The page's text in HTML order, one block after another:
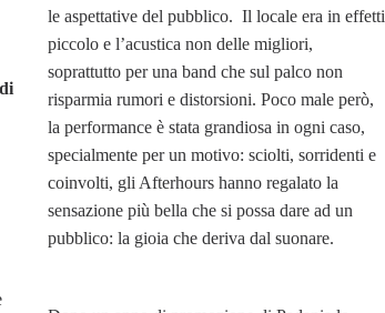
le aspettative del pubblico. Il locale era in effetti
piccolo e l’acustica non delle migliori,
soprattutto per una band che sul palco non
risparmia rumori e distorsioni. Poco male però,
la performance è stata grandiosa in ogni caso,
specialmente per un motivo: sciolti, sorridenti e
coinvolti, gli Afterhours hanno regalato la
sensazione più bella che si possa dare ad un
pubblico: la gioia che deriva dal suonare.